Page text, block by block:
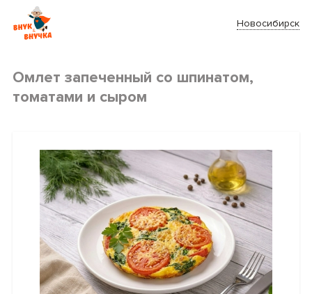
Новосибирск
Омлет запеченный со шпинатом,
томатами и сыром